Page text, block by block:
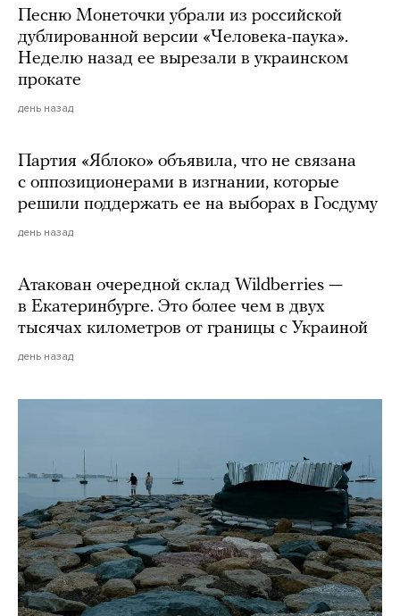
Песню Монеточки убрали из российской
дублированной версии «Человека-паука».
Неделю назад ее вырезали в украинском
прокате
день назад
Партия «Яблоко» объявила, что не связана
с оппозиционерами в изгнании, которые
решили поддержать ее на выборах в Госдуму
день назад
Атакован очередной склад Wildberries —
в Екатеринбурге. Это более чем в двух
тысячах километров от границы с Украиной
день назад